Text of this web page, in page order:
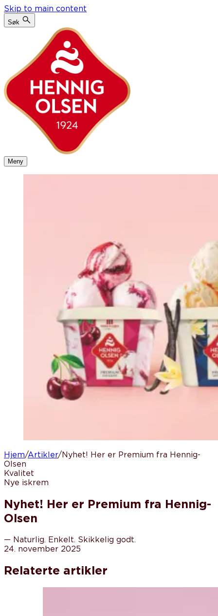
Skip to main content
Søk
Meny
Hjem/Artikler/Nyhet! Her er Premium fra Hennig-
Olsen
Kvalitet
Nye iskrem
Nyhet! Her er Premium fra Hennig-
Olsen
— Naturlig. Enkelt. Skikkelig godt.
24. november 2025
Relaterte artikler